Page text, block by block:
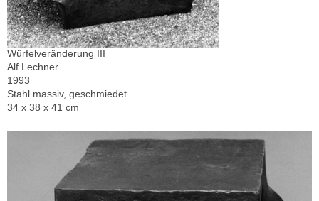
Würfelveränderung III
Alf Lechner
1993
Stahl massiv, geschmiedet
34 x 38 x 41 cm